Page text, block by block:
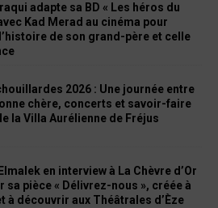
adapte sa BD « Les héros du
Kad Merad au cinéma pour
de son grand-père et celle
2026 : Une journée entre
chère, concerts et savoir-faire
la Villa Aurélienne de Fréjus
en interview à La Chèvre d’Or
sa pièce « Délivrez-nous », créée à
à découvrir aux Théâtrales d’Èze